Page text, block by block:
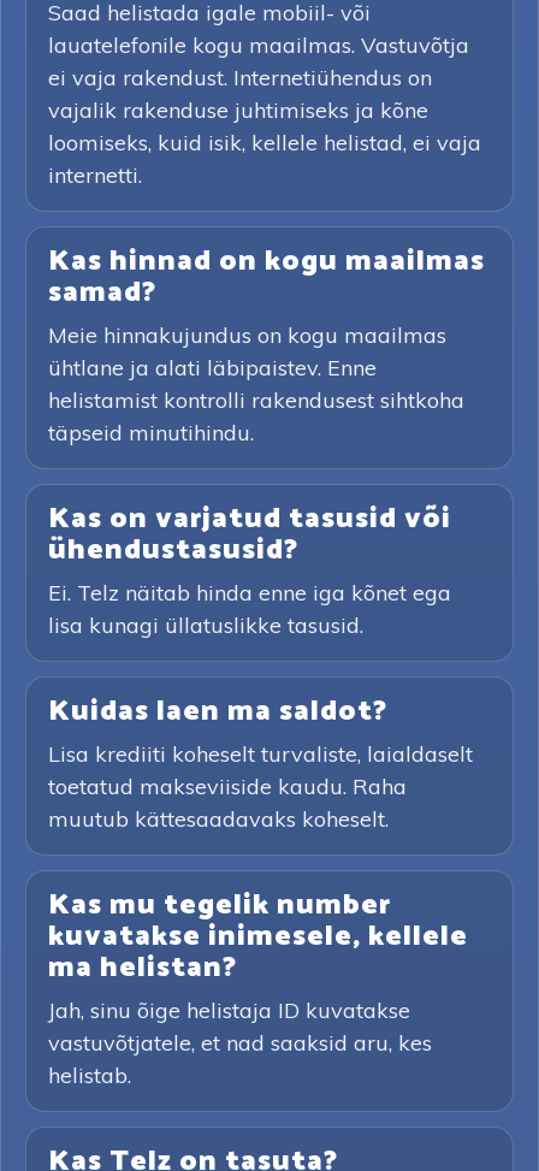
Saad helistada igale mobiil- või
lauatelefonile kogu maailmas. Vastuvõtja
ei vaja rakendust. Internetiühendus on
vajalik rakenduse juhtimiseks ja kõne
loomiseks, kuid isik, kellele helistad, ei vaja
internetti.
Kas hinnad on kogu maailmas
samad?
Meie hinnakujundus on kogu maailmas
ühtlane ja alati läbipaistev. Enne
helistamist kontrolli rakendusest sihtkoha
täpseid minutihindu.
Kas on varjatud tasusid või
ühendustasusid?
Ei. Telz näitab hinda enne iga kõnet ega
lisa kunagi üllatuslikke tasusid.
Kuidas laen ma saldot?
Lisa krediiti koheselt turvaliste, laialdaselt
toetatud makseviiside kaudu. Raha
muutub kättesaadavaks koheselt.
Kas mu tegelik number
kuvatakse inimesele, kellele
ma helistan?
Jah, sinu õige helistaja ID kuvatakse
vastuvõtjatele, et nad saaksid aru, kes
helistab.